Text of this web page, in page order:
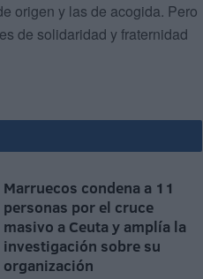
origen y las de acogida. Pero
de solidaridad y fraternidad
Marruecos condena a 11
personas por el cruce
masivo a Ceuta y amplía la
investigación sobre su
organización